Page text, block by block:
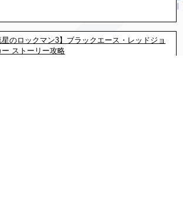
星のロックマン3】ブラックエース・レッドジョ
ー ストーリー攻略